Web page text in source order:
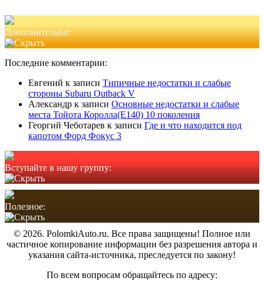
Дополнительно:
Последние комментарии:
Евгений к записи Типичные недостатки и слабые
стороны Subaru Outback V
Александр к записи Основные недостатки и слабые
места Тойота Королла(Е140) 10 поколения
Георгий Чеботарев к записи Где и что находится под
капотом Форд Фокус 3
Вступайте в нашу группу:
Полезное:
© 2026. PolomkiAuto.ru. Все права защищены! Полное или
частичное копирование информации без разрешения автора и
указания сайта-источника, преследуется по закону!
По всем вопросам обращайтесь по адресу: